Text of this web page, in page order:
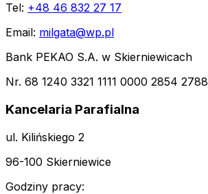
Tel: +48 46 832 27 17
Email: milgata@wp.pl
Bank PEKAO S.A. w Skierniewicach
Nr. 68 1240 3321 1111 0000 2854 2788
Kancelaria Parafialna
ul. Kilińskiego 2
96-100 Skierniewice
Godziny pracy: